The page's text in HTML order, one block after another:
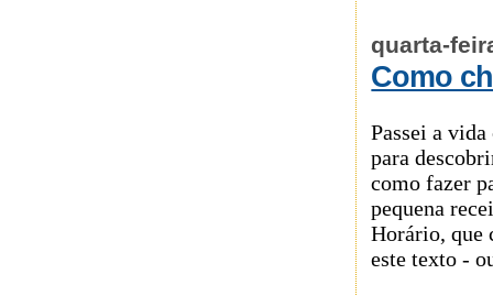
quarta-
Como
Passei a
para
como fazer
pequena
Horário, que
este texto -